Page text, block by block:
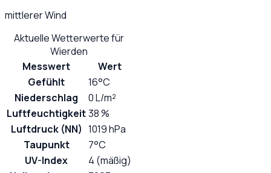
mittlerer Wind
Aktuelle Wetterwerte für
Wierden
Messwert
Wert
Gefühlt
16°C
Niederschlag
0 L/m²
Luftfeuchtigkeit38 %
Luftdruck (NN) 1019 hPa
Taupunkt
7°C
UV-Index
4 (mäßig)